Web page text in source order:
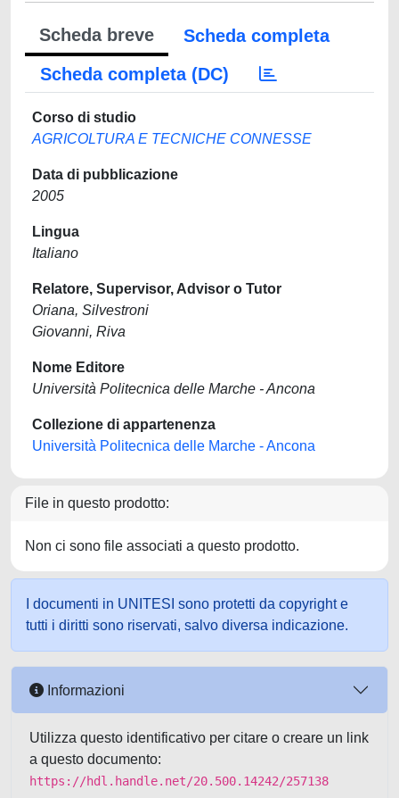
Scheda breve
Scheda completa
Scheda completa (DC)
Corso di studio
AGRICOLTURA E TECNICHE CONNESSE
Data di pubblicazione
2005
Lingua
Italiano
Relatore, Supervisor, Advisor o Tutor
Oriana, Silvestroni
Giovanni, Riva
Nome Editore
Università Politecnica delle Marche - Ancona
Collezione di appartenenza
Università Politecnica delle Marche - Ancona
File in questo prodotto:
Non ci sono file associati a questo prodotto.
I documenti in UNITESI sono protetti da copyright e
tutti i diritti sono riservati, salvo diversa indicazione.
Informazioni
Utilizza questo identificativo per citare o creare un link
a questo documento:
https://hdl.handle.net/20.500.14242/257138